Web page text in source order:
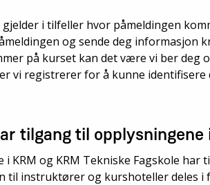
gjelder i tilfeller hvor påmeldingen
og sende deg informasjon
på kurset kan det være vi ber deg
vi registrerer for å kunne
tilgang til
i KRM og KRM Tekniske Fagskole
til instruktører og kurshoteller deles